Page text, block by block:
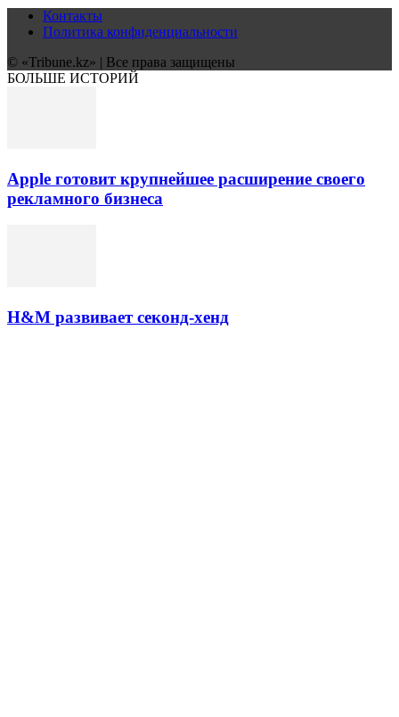
Контакты
Политика конфиденциальности
© «Tribune.kz» | Все права защищены
БОЛЬШЕ ИСТОРИЙ
Apple готовит крупнейшее расширение своего
рекламного бизнеса
H&M развивает секонд-хенд